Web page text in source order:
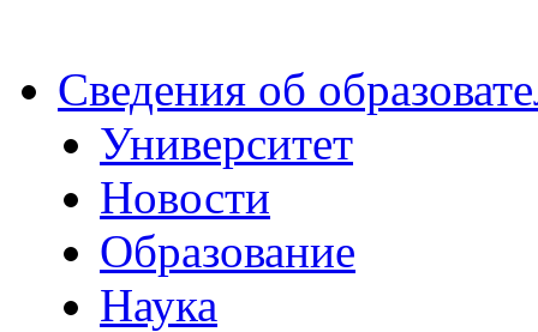
Сведения об
Университет
Новости
Образование
Наука